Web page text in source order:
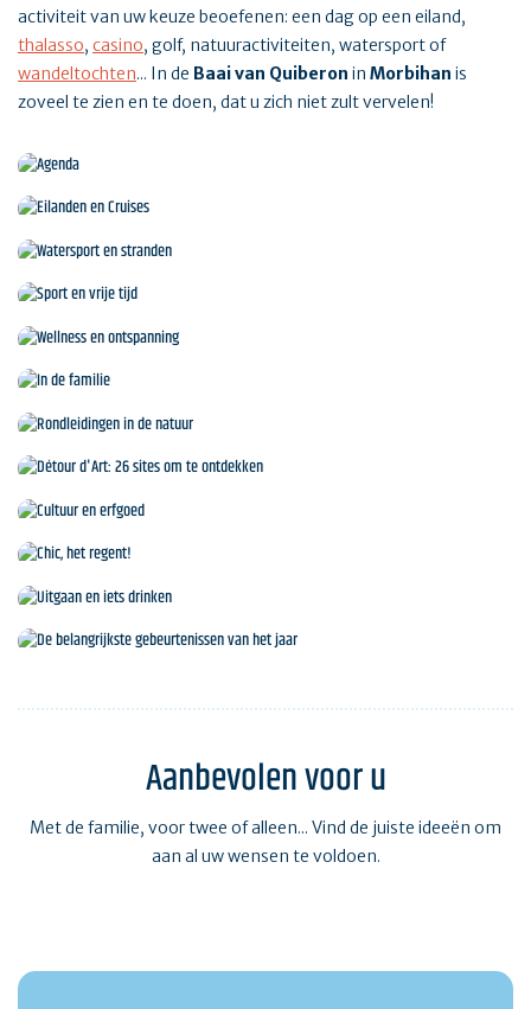
activiteit van uw keuze beoefenen: een dag op een eiland,
thalasso, casino, golf, natuuractiviteiten, watersport of
wandeltochten... In de Baai van Quiberon in Morbihan is
zoveel te zien en te doen, dat u zich niet zult vervelen!
Rondleidingen in de natuur
Détour d'Art: 26 sites om te ontdekken
Uitgaan en iets drinken
Aanbevolen voor u
Met de familie, voor twee of alleen... Vind de juiste ideeën om
aan al uw wensen te voldoen.